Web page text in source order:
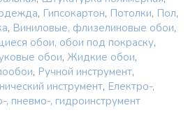
, Гипсокартон, Потолки, Пол,
, Виниловые, флизелиновые обои,
обои, обои под покраску,
обои, Жидкие обои,
, Ручной инструмент,
инструмент, Електро-,
, пневмо-, гидроинструмент